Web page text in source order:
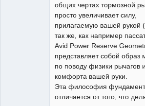
общих чертах тормозной
просто увеличивает силу,
прилагаемую вашей рукой
так же, как например
Avid Power Reserve
представляет собой образ
по поводу физики рычагов и
комфорта вашей руки.
Эта философия
отличается от того, что